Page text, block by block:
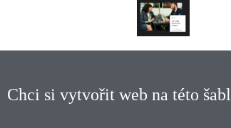
Chci si vytvořit web na této